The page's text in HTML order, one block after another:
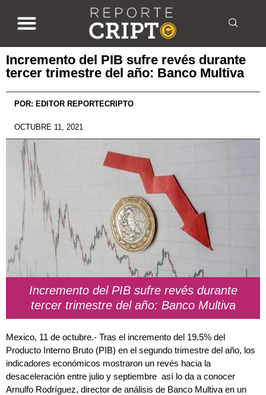
Incremento del PIB sufre revés durante
tercer trimestre del año: Banco Multiva
POR: EDITOR REPORTECRIPTO
OCTUBRE 11, 2021
Incremento del PIB sufre revés durante
tercer trimestre del año: Banco Multiva
Mexico, 11 de octubre.- Tras el incremento del 19.5% del
Producto Interno Bruto (PIB) en el segundo trimestre del año, los
indicadores económicos mostraron un revés hacia la
desaceleración entre julio y septiembre así lo da a conocer
Arnulfo Rodríguez, director de análisis de Banco Multiva en un